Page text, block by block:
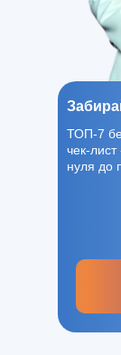
ТОП-7
чек-
нуля до